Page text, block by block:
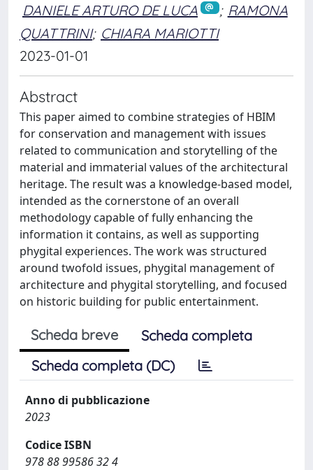
DANIELE ARTURO DE LUCA ; RAMONA
QUATTRINI; CHIARA MARIOTTI
2023-01-01
Abstract
This paper aimed to combine strategies of HBIM
for conservation and management with issues
related to communication and storytelling of the
material and immaterial values of the architectural
heritage. The result was a knowledge-based model,
intended as the cornerstone of an overall
methodology capable of fully enhancing the
information it contains, as well as supporting
phygital experiences. The work was structured
around twofold issues, phygital management of
architecture and phygital storytelling, and focused
on historic building for public entertainment.
Scheda breve
Scheda completa
Scheda completa (DC)
Anno di pubblicazione
2023
Codice ISBN
978 88 99586 32 4